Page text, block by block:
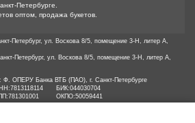
Петербурге.
оптом, продажа букетов.
Петербург, ул. Воскова 8/5, помещение 3-Н, литер А,
Петербург, ул. Воскова 8/5, помещение 3-Н, литер А,
Ф. ОПЕРУ Банка ВТБ (ПАО), г. Санкт-Петербурге
7813118114 БИК:044030704
781301001 ОКПО:50059441
Иванов А.Е.